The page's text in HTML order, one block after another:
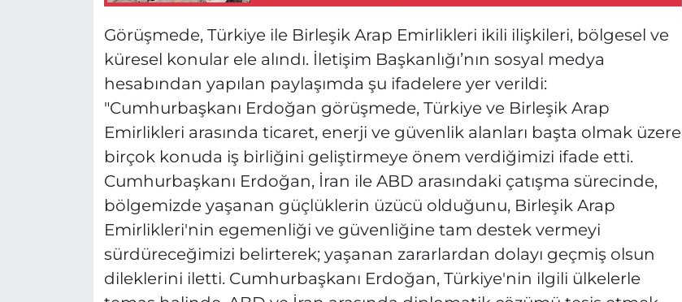
Görüşmede, Türkiye ile Birleşik Arap Emirlikleri ikili ilişkileri, bölgesel ve
küresel konular ele alındı. İletişim Başkanlığı’nın sosyal medya
hesabından yapılan paylaşımda şu ifadelere yer verildi:
"Cumhurbaşkanı Erdoğan görüşmede, Türkiye ve Birleşik Arap
Emirlikleri arasında ticaret, enerji ve güvenlik alanları başta olmak üzere
birçok konuda iş birliğini geliştirmeye önem verdiğimizi ifade etti.
Cumhurbaşkanı Erdoğan, İran ile ABD arasındaki çatışma sürecinde,
bölgemizde yaşanan güçlüklerin üzücü olduğunu, Birleşik Arap
Emirlikleri'nin egemenliği ve güvenliğine tam destek vermeyi
sürdüreceğimizi belirterek; yaşanan zararlardan dolayı geçmiş olsun
dileklerini iletti. Cumhurbaşkanı Erdoğan, Türkiye'nin ilgili ülkelerle